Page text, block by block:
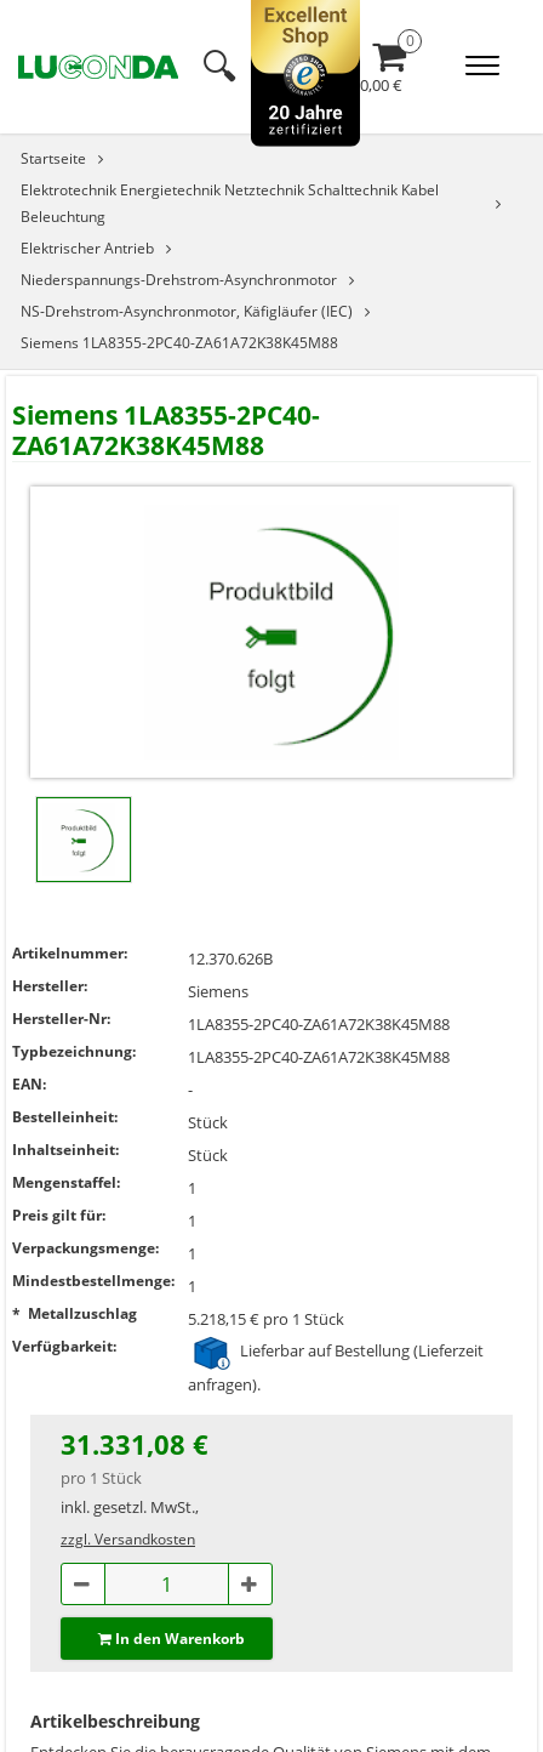
🔍︎ 0,00 €
Startseite
Elektrotechnik Energietechnik Netztechnik Schalttechnik Kabel
Beleuchtung
Elektrischer Antrieb
Niederspannungs-Drehstrom-Asynchronmotor
NS-Drehstrom-Asynchronmotor, Käfigläufer (IEC)
Siemens 1LA8355-2PC40-ZA61A72K38K45M88
Siemens 1LA8355-2PC40-
ZA61A72K38K45M88
Artikelnummer: 12.370.626B
Hersteller: Siemens
Hersteller-Nr: 1LA8355-2PC40-ZA61A72K38K45M88
Typbezeichnung: 1LA8355-2PC40-ZA61A72K38K45M88
EAN: -
Bestelleinheit: Stück
Inhaltseinheit: Stück
Mengenstaffel: 1
Preis gilt für: 1
Verpackungsmenge: 1
Mindestbestellmenge: 1
* Metallzuschlag 5.218,15 € pro 1 Stück
Verfügbarkeit:
Lieferbar auf Bestellung (Lieferzeit
anfragen).
31.331,08 €
pro 1 Stück
inkl. gesetzl. MwSt.,
zzgl. Versandkosten
In den Warenkorb
Artikelbeschreibung